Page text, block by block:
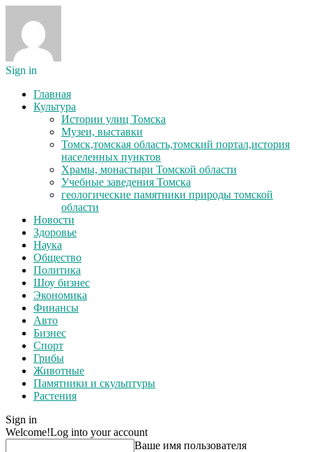
Sign in
Главная
Культура
Истории улиц Томска
Музеи, выставки
Томск,томская область,томский портал,история
населенных пунктов
Храмы, монастыри Томской области
Учебные заведения Томска
геологические памятники природы томской
области
Новости
Здоровье
Наука
Общество
Политика
Шоу бизнес
Экономика
Финансы
Авто
Бизнес
Спорт
Грибы
Животные
Памятники и скульптуры
Растения
Sign in
Welcome!Log into your account
Ваше имя пользователя